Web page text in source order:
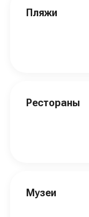
Пляжи
Рестораны
Музеи